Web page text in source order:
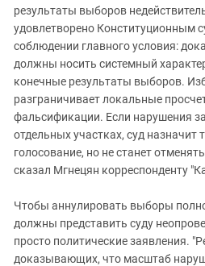
результаты выборов
удовлетворено Конституционным
соблюдении главного условия:
должны носить системный
конечные результаты выборов.
разграничивает локальные
фальсификации. Если нарушения
отдельных участках, суд назначит
голосование, но не станет
сказал Мгнецян корреспонденту
Чтобы аннулировать выборы
должны представить суду
просто политические заявления.
доказывающих, что масштаб